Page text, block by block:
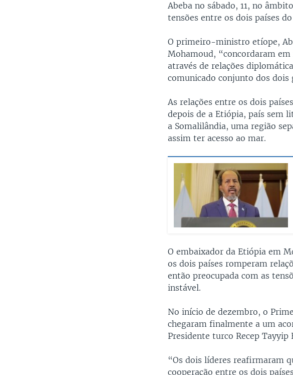
Abeba no sábado, 11, no
tensões entre os dois países
O primeiro-ministro etíope,
Mohamoud, “concordaram
através de relações
comunicado conjunto dos dois
As relações entre os dois
depois de a Etiópia, país sem
a Somalilândia, uma região
assim ter acesso ao mar.
O embaixador da Etiópia em
os dois países romperam
então preocupada com as
instável.
No início de dezembro, o
chegaram finalmente a um
Presidente turco Recep Tayyip
“Os dois líderes reafirmaram
cooperação entre os dois